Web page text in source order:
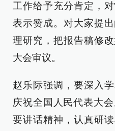
工作给予充分肯定，
表示赞成。对大家提
理研究，把报告稿修
大会审议。
赵乐际强调，要深入
庆祝全国人民代表大
要讲话精神，认真研